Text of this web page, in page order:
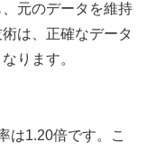
元のデータを維持
は、正確なデータ
ります。
は1.20倍です。こ